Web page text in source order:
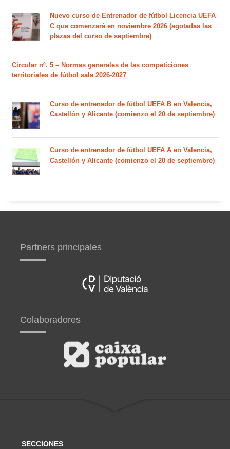
Nuevo curso de Entrenador de fútbol Licencia UEFA
C que comenzará en noviembre 2026 (agotadas las
plazas del curso de septiembre)
Circular nº. 5 – Normas generales de las competiciones
territoriales de fútbol sala 2026-2027
Curso de entrenador de fútbol UEFA B en Valencia,
Castellón y Alicante (comienzo el 20 de septiembre)
Curso de entrenador de fútbol UEFA A en Valencia,
Castellón y Alicante (comienzo el 20 de septiembre)
Partners principales
Colaboradores
SECCIONES